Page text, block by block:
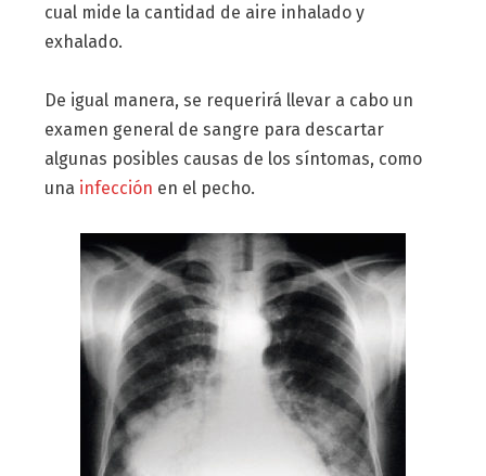
cual mide la cantidad de aire inhalado y
exhalado.
De igual manera, se requerirá llevar a cabo un
examen general de sangre para descartar
algunas posibles causas de los síntomas, como
una infección en el pecho.